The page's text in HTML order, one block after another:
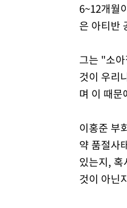
6~12개월
은 아티반
그는 "소
것이 우리
며 이 때
이홍준 부
약 품절사
있는지,
것이 아닌